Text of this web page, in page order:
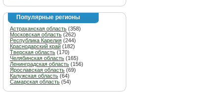
Популярные регионы
Астраханская область (358)
Московская область (262)
Республика Карелия (244)
Краснодарский край (182)
Тверская область (170)
Челябинская область (165)
Ленинградская область (156)
Ярославская область (69)
Калужская область (64)
Самарская область (54)